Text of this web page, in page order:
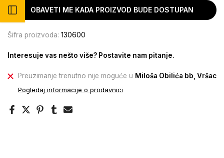
Otvori bočni meni
OBAVETI ME KADA PROIZVOD BUDE DOSTUPAN
Šifra proizvoda: 130600
Interesuje vas nešto više? Postavite nam pitanje.
Preuzimanje trenutno nije moguće u Miloša Obilića bb, Vršac
Pogledaj informacije o prodavnici